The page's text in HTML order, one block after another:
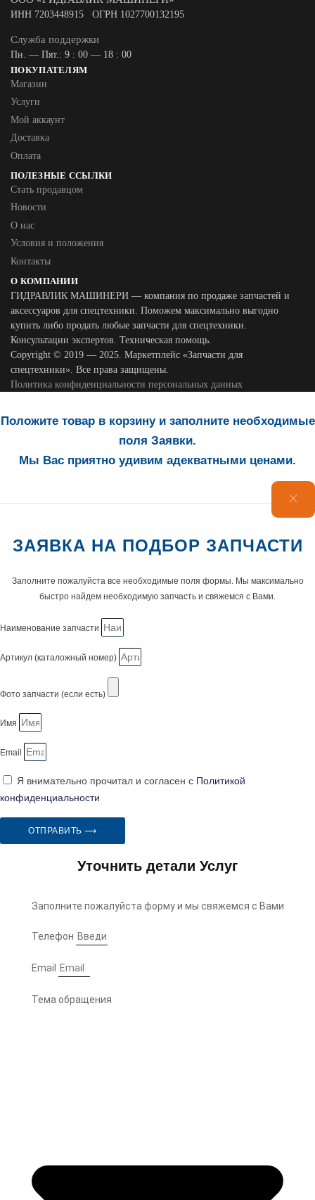
ИНН 7203448915 ОГРН 1027700132195
Служба поддержки
Пн. — Пят.: 9 : 00 — 18 : 00
ПОКУПАТЕЛЯМ
Магазин
Услуги
Мой аккаунт
Доставка
Оплата
ПОЛЕЗНЫЕ ССЫЛКИ
Стать продавцом
Новости
О нас
Условия и положения
Контакты
О КОМПАНИИ
ГИДРАВЛИК МАШИНЕРИ — компания по продаже запчастей и
аксессуаров для спецтехники. Поможем максимально выгодно
купить либо продать любые запчасти для спецтехники.
Консультации экспертов. Техническая помощь.
Copyright © 2019 — 2025. Маркетплейс «Запчасти для
спецтехники». Все права защищены.
Политика конфиденциальности персональных данных
Положите товар в корзину и заполните необходимые
поля Заявки.
Мы Вас приятно удивим адекватными ценами.
ЗАЯВКА НА ПОДБОР ЗАПЧАСТИ
Заполните пожалуйста все необходимые поля формы. Мы максимально
быстро найдем необходимую запчасть и свяжемся с Вами.
Наименование запчасти
Артикул (каталожный номер)
Фото запчасти (если есть)
Имя
Email
Я внимательно прочитал и согласен с Политикой
конфиденциальности
ОТПРАВИТЬ ⟶
Уточнить детали Услуг
Заполните пожалуйста форму и мы свяжемся с Вами
Телефон
Email
Тема обращения